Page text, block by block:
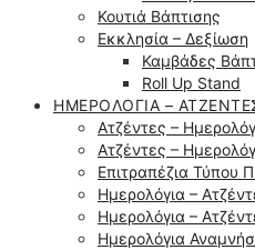
Κουτιά Βάπτισης
Εκκλησία – Δεξίωση
Καμβάδες
Roll Up Stand
ΗΜΕΡΟΛΌΓΙΑ –
Ατζέντες –
Ατζέντες –
Επιτραπέζια Τύπου
Ημερολόγια –
Ημερολόγια –
Ημερολόγια